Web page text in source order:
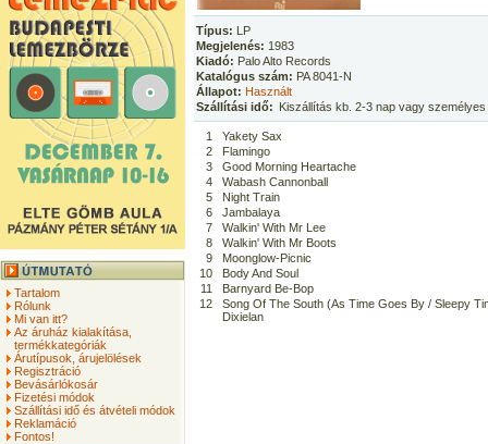
Tartalom
Rólunk
Mi van itt?
Az áruház kialakítása,
termékkategóriák
Árutípusok, árujelölések
Regisztráció
Bevásárlókosár
Fizetési módok
Szállítási idő és átvételi módok
Reklamáció
Fontos!
Típus: LP
Megjelenés: 1983
Kiadó: Palo Alto Records
Katalógus szám: PA 8041-N
Állapot: Használt
Szállítási idő: Kiszállítás kb. 2-3 nap vagy
1
Yakety Sax
2
Flamingo
3
Good Morning Heartache
4
Wabash Cannonball
5
Night Train
6
Jambalaya
7
Walkin' With Mr Lee
8
Walkin' With Mr Boots
9
Moonglow-Picnic
10
Body And Soul
11
Barnyard Be-Bop
12
Song Of The South (As Time Goes By / Sleepy
Dixielan